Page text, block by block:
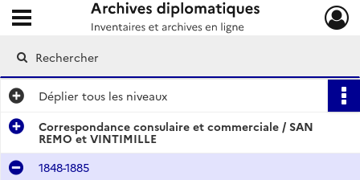
Archives diplomatiques
Ouvrir le menu déroulant
Déplier tous les niveaux
Correspondance consulaire et commerciale / SAN
REMO et VINTIMILLE
1848-1885